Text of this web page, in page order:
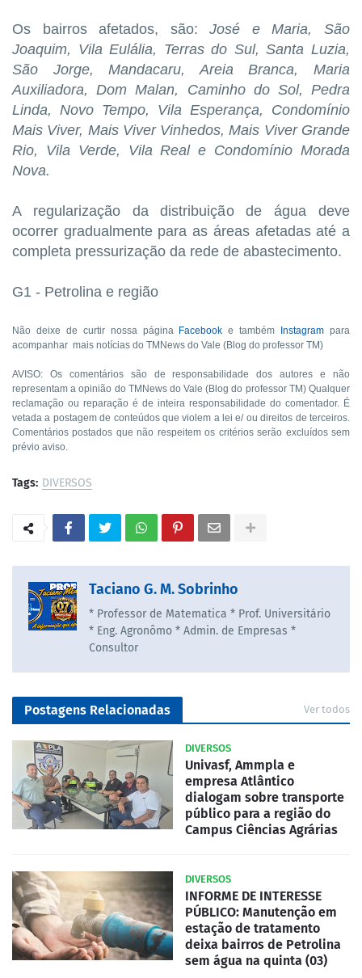
Os bairros afetados, são:José e Maria, São
Joaquim, Vila Eulália, Terras do Sul, Santa Luzia,
São Jorge, Mandacaru, Areia Branca, Maria
Auxiliadora, Dom Malan, Caminho do Sol, Pedra
Linda, Novo Tempo, Vila Esperança, Condomínio
Mais Viver, Mais Viver Vinhedos, Mais Viver Grande
Rio, Vila Verde, Vila Real e Condomínio Morada
Nova.
A regularização da distribuição de água deve
ocorrer gradualmente para as áreas afetadas até a
completa pressurização da rede de abastecimento.
G1 - Petrolina e região
Não deixe de curtir nossa página Facebook e também Instagram para
acompanhar mais notícias do TMNews do Vale (Blog do professor TM)
AVISO: Os comentários são de responsabilidade dos autores e não
representam a opinião do TMNews do Vale (Blog do professor TM) Qualquer
reclamação ou reparação é de inteira responsabilidade do comentador. É
vetada a postagem de conteúdos que violem a lei e/ ou direitos de terceiros.
Comentários postados que não respeitem os critérios serão excluídos sem
prévio aviso.
Tags: DIVERSOS
Taciano G. M. Sobrinho
* Professor de Matematica * Prof. Universitário
* Eng. Agronômo * Admin. de Empresas *
Consultor
Postagens Relacionadas Ver todos
DIVERSOS
Univasf, Ammpla e
empresa Atlântico
dialogam sobre transporte
público para a região do
Campus Ciências Agrárias
DIVERSOS
INFORME DE INTERESSE
PÚBLICO: Manutenção em
estação de tratamento
deixa bairros de Petrolina
sem água na quinta (03)